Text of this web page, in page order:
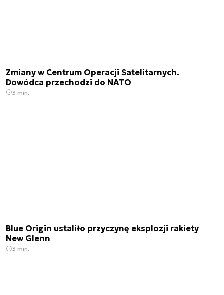
Zmiany w Centrum Operacji Satelitarnych.
Dowódca przechodzi do NATO
3 min.
Blue Origin ustaliło przyczynę eksplozji rakiety
New Glenn
3 min.